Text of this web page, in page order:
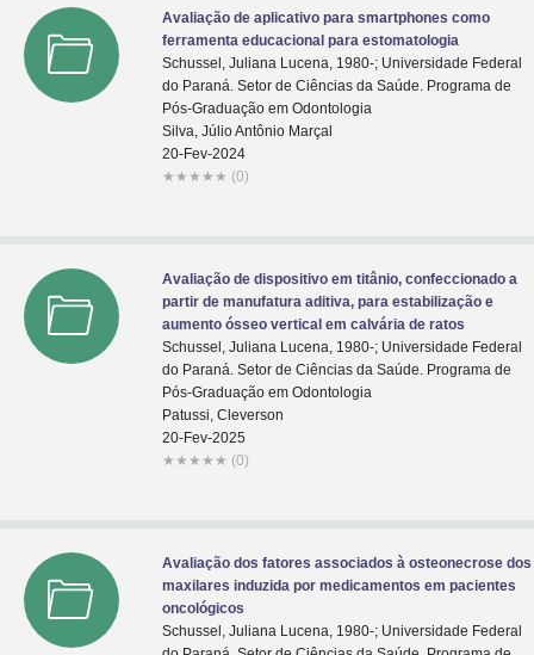
Avaliação de aplicativo para smartphones como
ferramenta educacional para estomatologia
Schussel, Juliana Lucena, 1980-; Universidade Federal
do Paraná. Setor de Ciências da Saúde. Programa de
Pós-Graduação em Odontologia
Silva, Júlio Antônio Marçal
20-Fev-2024
★ ★ ★ ★ ★ (0)
Avaliação de dispositivo em titânio, confeccionado a
partir de manufatura aditiva, para estabilização e
aumento ósseo vertical em calvária de ratos
Schussel, Juliana Lucena, 1980-; Universidade Federal
do Paraná. Setor de Ciências da Saúde. Programa de
Pós-Graduação em Odontologia
Patussi, Cleverson
20-Fev-2025
★ ★ ★ ★ ★ (0)
Avaliação dos fatores associados à osteonecrose dos
maxilares induzida por medicamentos em pacientes
oncológicos
Schussel, Juliana Lucena, 1980-; Universidade Federal